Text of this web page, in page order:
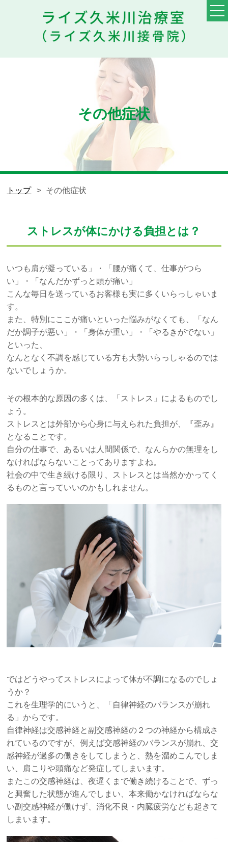
アクセス
予約・お問合せ
その他症状
トップ その他症状
ストレスが体にかける負担とは？
いつも肩が凝っている」・「腰が痛くて、仕事がつら
い」・「なんだかずっと頭が痛い」
こんな毎日を送っているお客様も実に多くいらっしゃいま
す。
また、特別にここが痛いといった悩みがなくても、「なん
だか調子が悪い」・「身体が重い」・「やるきがでない」
といった、
なんとなく不調を感じている方も大勢いらっしゃるのでは
ないでしょうか。
その根本的な原因の多くは、「ストレス」によるものでし
ょう。
ストレスとは外部から心身に与えられた負担が、『歪み』
となることです。
自分の仕事で、あるいは人間関係で、なんらかの無理をし
なければならないことってありますよね。
社会の中で生き続ける限り、ストレスとは当然かかってく
るものと言っていいのかもしれません。
ではどうやってストレスによって体が不調になるのでしょ
うか？
これを生理学的にいうと、「自律神経のバランスが崩れ
る」からです。
自律神経は交感神経と副交感神経の２つの神経から構成さ
れているのですが、例えば交感神経のバランスが崩れ、交
感神経が過多の働きをしてしまうと、熱を溜めこんでしま
い、肩こりや頭痛など発症してしまいます。
またこの交感神経は、夜遅くまで働き続けることで、ずっ
と興奮した状態が進んでしまい、本来働かなければならな
い副交感神経が働けず、消化不良・内臓疲労なども起きて
しまいます。